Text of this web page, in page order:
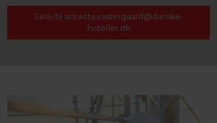
Skriv til annette.vestergaard@danske-
hoteller.dk